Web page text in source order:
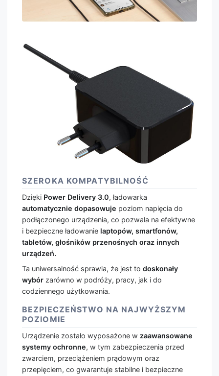
SZEROKA KOMPATYBILNOŚĆ
Dzięki Power Delivery 3.0, ładowarka
automatycznie dopasowuje poziom napięcia do
podłączonego urządzenia, co pozwala na efektywne
i bezpieczne ładowanie laptopów, smartfonów,
tabletów, głośników przenośnych oraz innych
urządzeń.
Ta uniwersalność sprawia, że jest to doskonały
wybór zarówno w podróży, pracy, jak i do
codziennego użytkowania.
BEZPIECZEŃSTWO NA NAJWYŻSZYM
POZIOMIE
Urządzenie zostało wyposażone w zaawansowane
systemy ochronne, w tym zabezpieczenia przed
zwarciem, przeciążeniem prądowym oraz
przepięciem, co gwarantuje stabilne i bezpieczne